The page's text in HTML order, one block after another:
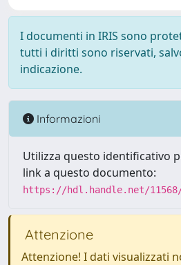
I documenti in IRIS sono
tutti i diritti sono riservati,
indicazione.
Informazioni
Utilizza questo identificativo
link a questo documento:
https://hdl.handle.net/11568/
Attenzione
Attenzione! I dati visualizzati